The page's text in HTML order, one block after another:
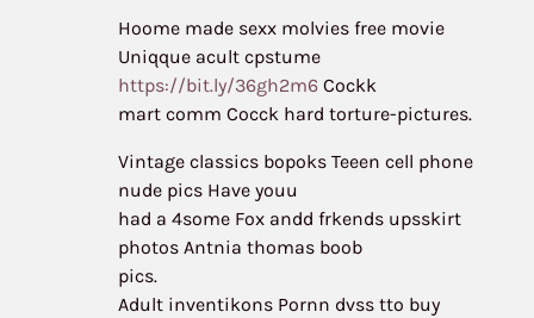
Hoome made sexx molvies free movie
Uniqque acult cpstume
https://bit.ly/36gh2m6 Cockk
mart comm Cocck hard torture-pictures.
Vintage classics bopoks Teeen cell phone
nude pics Have youu
had a 4some Fox andd frkends upsskirt
photos Antnia thomas boob
pics.
Adult inventikons Pornn dvss tto buy